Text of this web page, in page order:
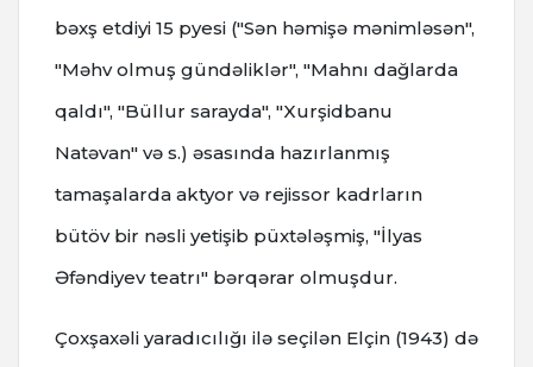
bəxş etdiyi 15 pyesi ("Sən həmişə mənimləsən",
"Məhv olmuş gündəliklər", "Mahnı dağlarda
qaldı", "Büllur sarayda", "Xurşidbanu
Natəvan" və s.) əsasında hazırlanmış
tamaşalarda aktyor və rejissor kadrların
bütöv bir nəsli yetişib püxtələşmiş, "İlyas
Əfəndiyev teatrı" bərqərar olmuşdur.
Çoxşaxəli yaradıcılığı ilə seçilən Elçin (1943) də